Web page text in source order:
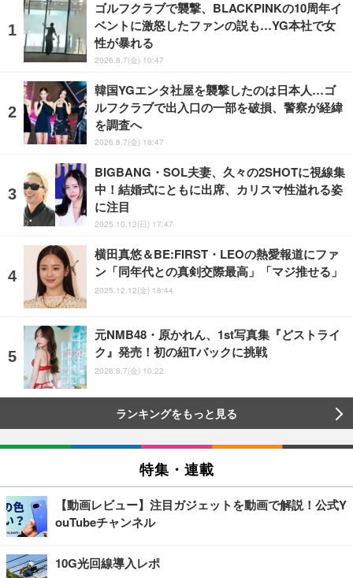
ゴルフクラブで襲撃、BLACKPINKの10周年イ
ベントに激怒したファンの説も…YG本社で女
性が暴れる
2026.8.7(金) 10:47
韓国YGエンタ社屋を襲撃したのは日本人…ゴ
ルフクラブで出入口の一部を破損、警察が経緯
を調査へ
2026.8.7(金) 18:47
BIGBANG・SOL夫妻、久々の2SHOTに視線集
中！結婚式にともに出席、カリスマ性溢れる姿
に注目
2025.10.12(日) 17:47
横田真悠＆BE:FIRST・LEOの熱愛報道にファ
ン「同年代との真剣交際最高」「マジ推せる」
2025.12.12(金) 18:44
元NMB48・原かれん、1st写真集『どストライ
ク』発売！初の紐Tバックに挑戦
2026.8.7(金) 10:22
ランキングをもっと見る
特集・連載
【動画レビュー】注目ガジェットを動画で解説！公式Y
ouTubeチャンネル
10G光回線導入レポ